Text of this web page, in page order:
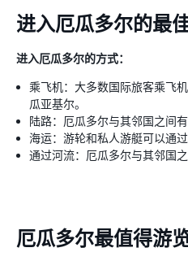
进入厄瓜多尔的最
进入厄瓜多尔的方式：
乘飞机：大多数国际旅客乘飞
瓜亚基尔。
陆路：厄瓜多尔与其邻国之间
海运：游轮和私人游艇可以通
通过河流：厄瓜多尔与其邻国
厄瓜多尔最值得游